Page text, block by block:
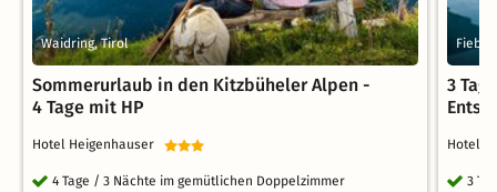
Waidring, Tirol
Sommerurlaub in den Kitzbüheler Alpen -
4 Tage mit HP
Hotel Heigenhauser
4 Tage / 3 Nächte im gemütlichen Doppelzimmer
3
Hotel
3